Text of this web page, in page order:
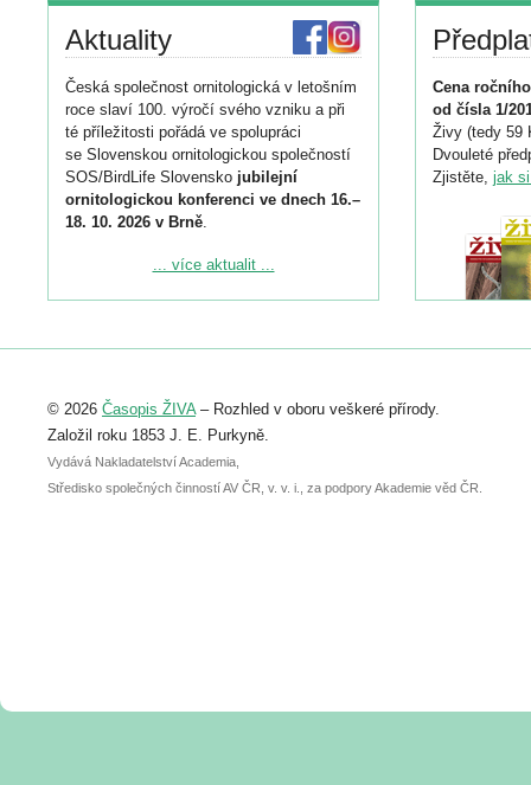
Aktuality
Česká společnost ornitologická v letošním
roce slaví 100. výročí svého vzniku a při
té příležitosti pořádá ve spolupráci
se Slovenskou ornitologickou společností
SOS/BirdLife Slovensko jubilejní
ornitologickou konferenci ve dnech 16.–
18. 10. 2026 v Brně.
Podrobnější informace ke konferenci
Registrovat se můžete do 6. září.
abstraktu přihlášené přednášky nebo
posteru je už 30. června.
... více aktualit ...
Cena
od čísla 1/
Živy (tedy 59
Dvouleté
Zjistěte, jak
© 2026 Časopis ŽIVA– Rozhled v oboru veškeré přírody.
Založil roku 1853 J. E. Purkyně.
Vydává Nakladatelství Academia,
Středisko společných činností AV ČR, v. v. i., za podpory Akademie věd ČR.